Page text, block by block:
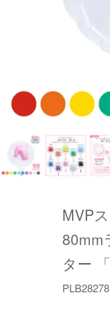
MVP
80mm
ター
PLB28278